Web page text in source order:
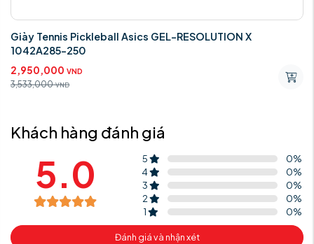
X
Giày Tennis Pickleball Asics GEL-
Khách hàng đánh giá
5.0 5 0%
4
0%
3
0%
2
0%
1
0%
Đánh giá và nhận xét